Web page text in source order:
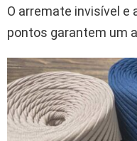
O arremate invisível
pontos garantem um